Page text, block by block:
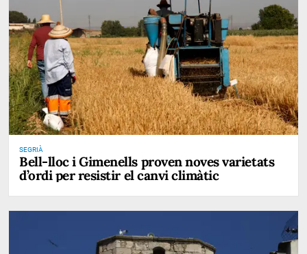
SEGRIÀ
Bell-lloc i Gimenells proven noves varietats
d’ordi per resistir el canvi climàtic